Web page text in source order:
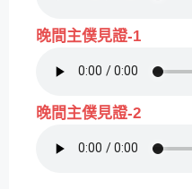
晚間主僕見證-1
晚間主僕見證-2